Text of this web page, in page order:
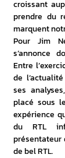
croissant
prendre du
marquent
Pour Jim
s’annonce
Entre
de
ses
placé sous
expérience
du RTL
présentateur
de bel RTL.